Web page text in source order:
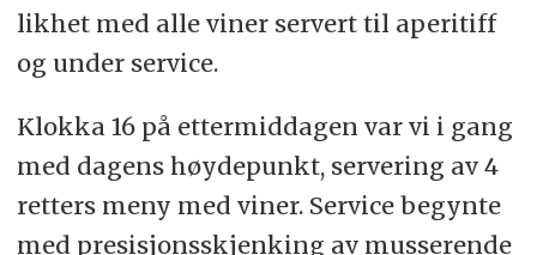
likhet med alle viner servert til aperitiff
og under service.
Klokka 16 på ettermiddagen var vi i gang
med dagens høydepunkt, servering av 4
retters meny med viner. Service begynte
med presisjonsskjenking av musserende